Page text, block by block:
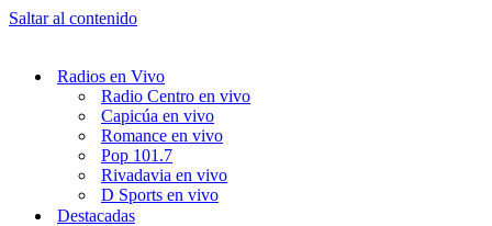
Saltar al contenido
Radios en Vivo
Radio Centro en vivo
Capicúa en vivo
Romance en vivo
Pop 101.7
Rivadavia en vivo
D Sports en vivo
Destacadas